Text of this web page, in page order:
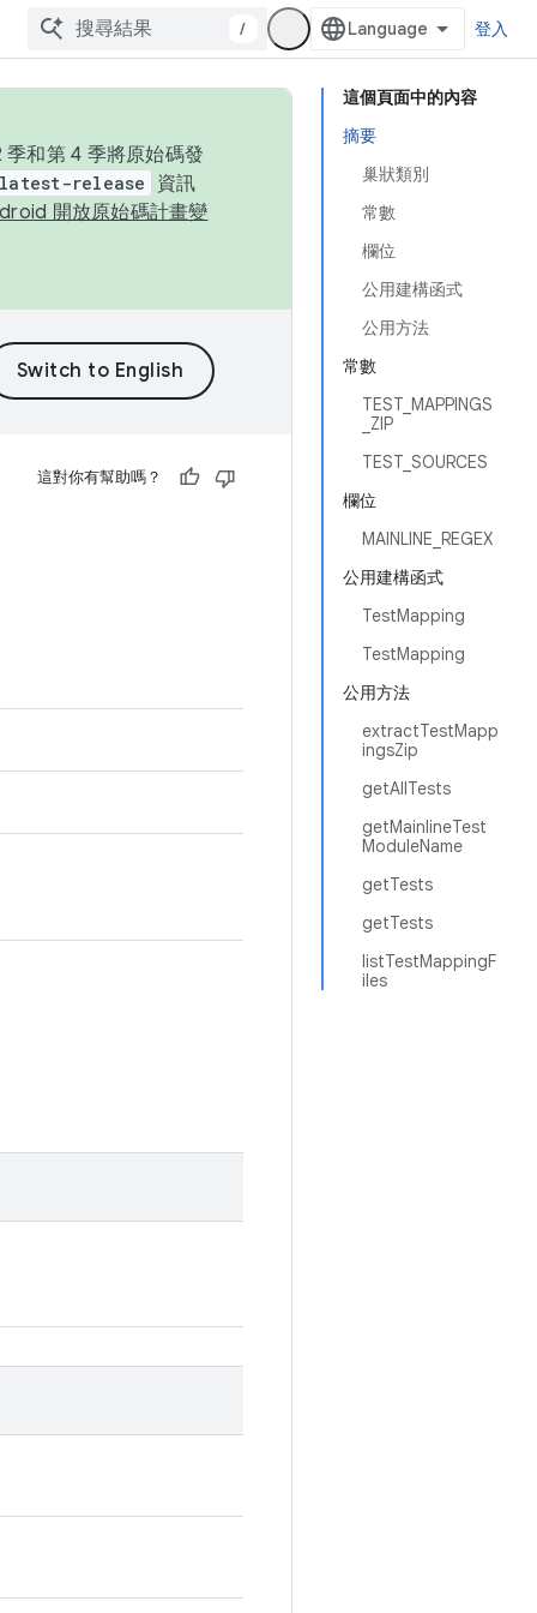
/ 登入
這個頁面中的內容
摘要
巢狀類別
常數
欄位
公用建構函式
公用方法
常數
TEST_MAPPINGS
_ZIP
TEST_SOURCES
欄位
MAINLINE_REGEX
公用建構函式
TestMapping
TestMapping
公用方法
extractTestMapp
ingsZip
getAllTests
getMainlineTest
ModuleName
getTests
getTests
listTestMappingF
iles
和第 4 季將原始碼發
release
資訊
開放原始碼計畫變
這對你有幫助嗎？